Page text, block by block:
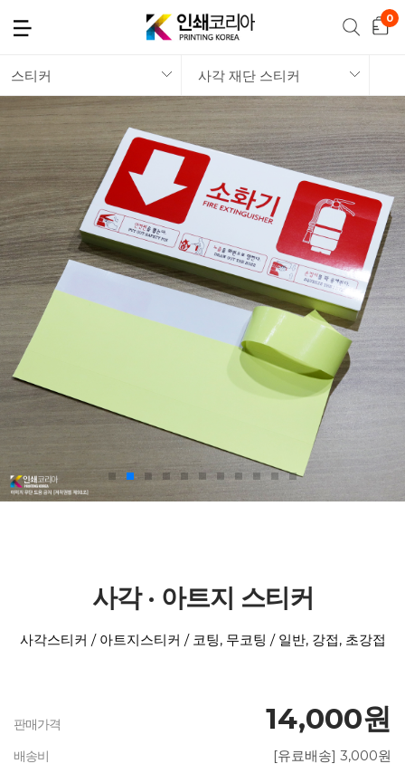
스티커 사각 재단 스티커
사각 · 아트지 스티커
사각스티커 / 아트지스티커 / 코팅, 무코팅 / 일반, 강접, 초강접
판매가격 14,000원
배송비 [유료배송] 3,000원